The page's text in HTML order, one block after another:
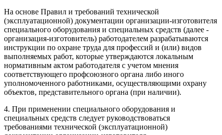
На основе Правил и требований технической
(эксплуатационной) документации организации-изготовителя
специального оборудования и специальных средств (далее -
организация-изготовитель) работодателем разрабатываются
инструкции по охране труда для профессий и (или) видов
выполняемых работ, которые утверждаются локальным
нормативным актом работодателя с учетом мнения
соответствующего профсоюзного органа либо иного
уполномоченного работниками, осуществляющими охрану
объектов, представительного органа (при наличии).
4. При применении специального оборудования и
специальных средств следует руководствоваться
требованиями технической (эксплуатационной)